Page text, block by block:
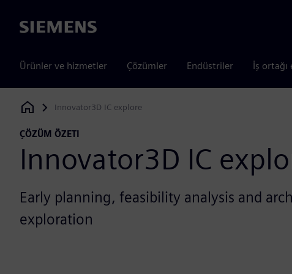
Siemens
Ürünler ve hizmetler Çözümler Endüstriler İş ortağı
Siemens Digital Industries Software
Innovator3D IC explore
ÇÖZÜM ÖZETI
Innovator3D IC
Early planning, feasibility analysis and
exploration